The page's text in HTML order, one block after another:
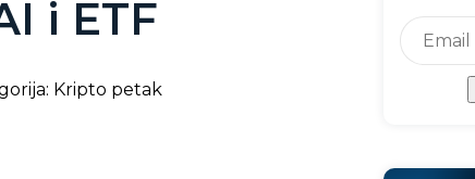
i ETF
Kripto petak